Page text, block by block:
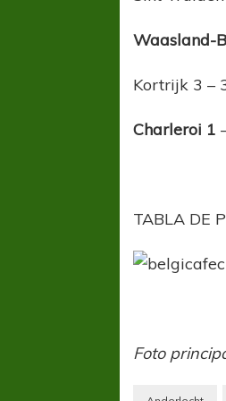
Waasland-
Kortrijk 3 –
Charleroi 1
TABLA DE
Foto
COPA SUDAMERICANA
A pesar de la derrota Tigre